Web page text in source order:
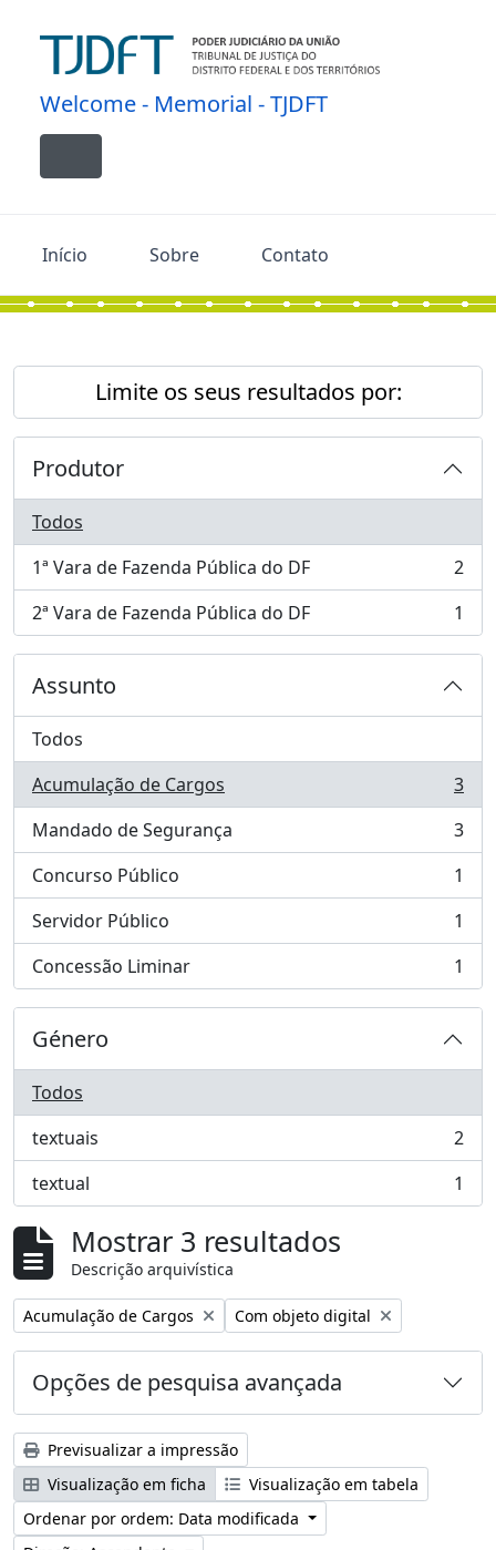
Welcome - Memorial - TJDFT
Toggle navigation
Início Sobre Contato
Limite os seus resultados por:
Produtor
Todos
1ª Vara de Fazenda Pública do DF
, 2 resultados
2
2ª Vara de Fazenda Pública do DF
, 1 resultados 1
Assunto
Todos
Acumulação de Cargos
, 3 resultados
3
Mandado de Segurança
, 3 resultados
3
Concurso Público
, 1 resultados
1
Servidor Público
, 1 resultados
1
Concessão Liminar
, 1 resultados 1
Género
Todos
textuais
, 2 resultados
2
textual
, 1 resultados 1
Mostrar 3 resultados
Descrição arquivística
Remover filtro:
Acumulação de Cargos Remover filtro:
Com objeto digital
Opções de pesquisa avançada
Previsualizar a impressão
Visualização em ficha
Visualização em tabela
Ordenar por ordem: Data modificada